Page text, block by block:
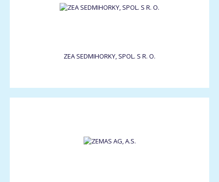
ZEA SEDMIHORKY, SPOL. S R. O.